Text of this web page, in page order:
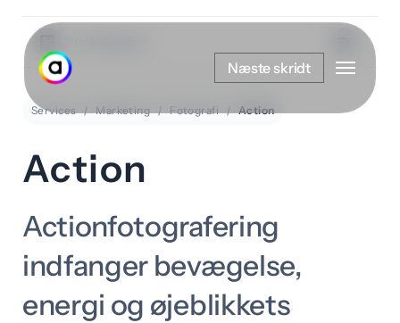
hovedindhold
Næste skridt Menu
Services Marketing Fotografi Action
Action
Actionfotografering
indfanger bevægelse,
energi og øjeblikkets